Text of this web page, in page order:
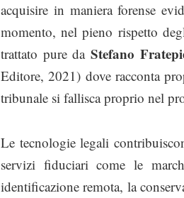
acquisire in maniera forense
momento, nel pieno rispetto
trattato pure daStefano
Editore, 2021) dove racconta
tribunale si fallisca proprio nel
Le tecnologie legali
servizi fiduciari come le
identificazione remota, la